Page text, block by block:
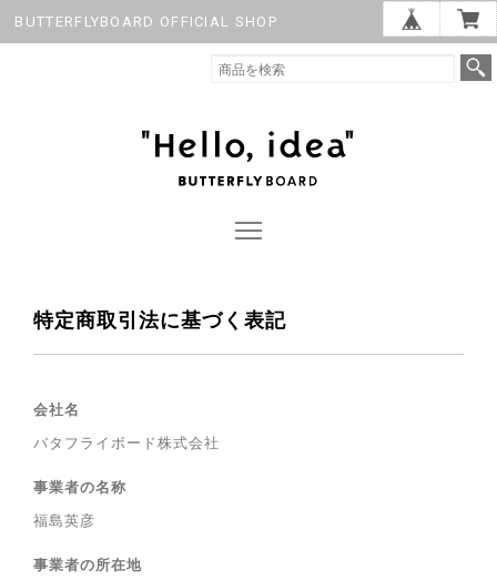
BUTTERFLYBOARD OFFICIAL SHOP
特定商取引法に基づく表記
会社名
バタフライボード株式会社
事業者の名称
福島英彦
事業者の所在地